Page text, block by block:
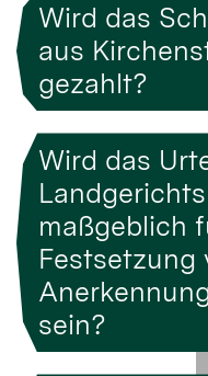
Wird das
aus
gezahlt?
Wird das
maßgeblich
Festsetzung
sein?